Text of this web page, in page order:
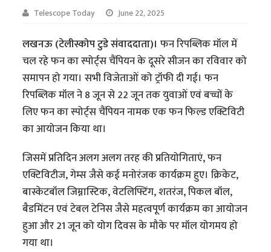
Telescope Today June 22, 2025
लखनऊ (टेलीस्कोप टुडे संवाददाता)।फन रिपब्लिक मॉल में
चल रहे फन का स्पोर्ट्स चैंपियन के दूसरे सीजन का रविवार को
समापन हो गया। सभी विजेताओं को ट्रॉफी दी गई। फन
रिपब्लिक मॉल ने 8 जून से 22 जून तक युवाओं एवं बच्चों के
लिए फन का स्पोर्ट्स चैंपियन नामक एक फन फिल्ड एक्टिविटी
का आयोजन किया था।
जिसमें प्रतिदिन अलग अलग तरह की प्रतियोगिताएं, फन
एक्टिविटीज, गेम्स जैसे कई मनोरंजक कार्यक्रम हुए। क्रिकेट,
बास्केटबॉल जिम्नास्टिक, वेटलिफ्टिंग, शतरंज, पिकल बॉल,
बैडमिंटन एवं टेबल टेनिस जैसे महत्वपूर्ण कार्यक्रम का आयोजन
हुआ और 21 जून को योग दिवस के मौके पर मॉल योगमय हो
गया था।